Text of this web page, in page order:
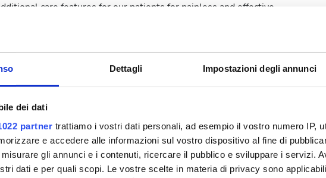
Dettagli Impostazioni degli annunci
dei dati
partner trattiamo i vostri dati personali, ad esempio il vostro numero IP,
e accedere alle informazioni sul vostro dispositivo al fine di
gli annunci e i contenuti, ricercare il pubblico e sviluppare i servizi.
dati e per quali scopi. Le vostre scelte in materia di privacy sono
care features for our patients for painless and effective
can opt-in for buttonhole needles, which make dialysis a
WiFi gratuito